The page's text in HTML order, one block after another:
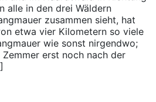
alle in den drei Wäldern
zusammen sieht, hat
etwa vier Kilometern so viele
wie sonst nirgendwo;
erst noch nach der